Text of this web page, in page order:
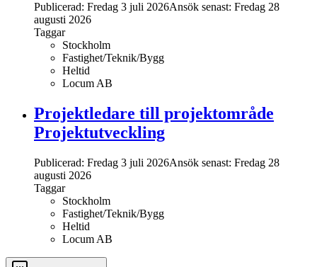
Publicerad: Fredag 3 juli 2026Ansök senast: Fredag 28
augusti 2026
Taggar
Stockholm
Fastighet/Teknik/Bygg
Heltid
Locum AB
Projektledare till projektområde
Projektutveckling
Publicerad: Fredag 3 juli 2026Ansök senast: Fredag 28
augusti 2026
Taggar
Stockholm
Fastighet/Teknik/Bygg
Heltid
Locum AB